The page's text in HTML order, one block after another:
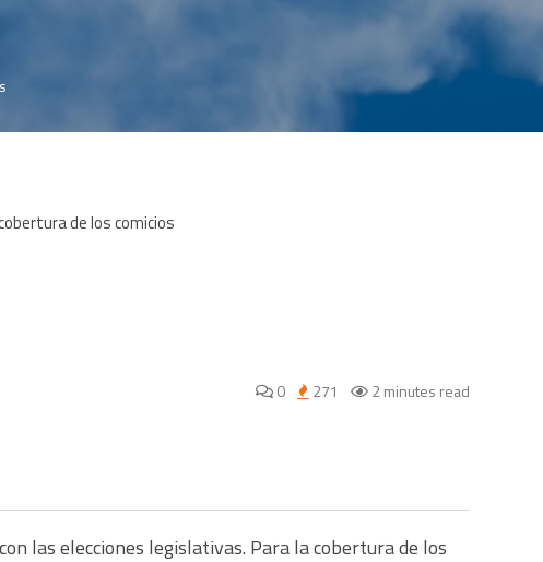
0 271 2 minutes read
las elecciones legislativas. Para la cobertura de los